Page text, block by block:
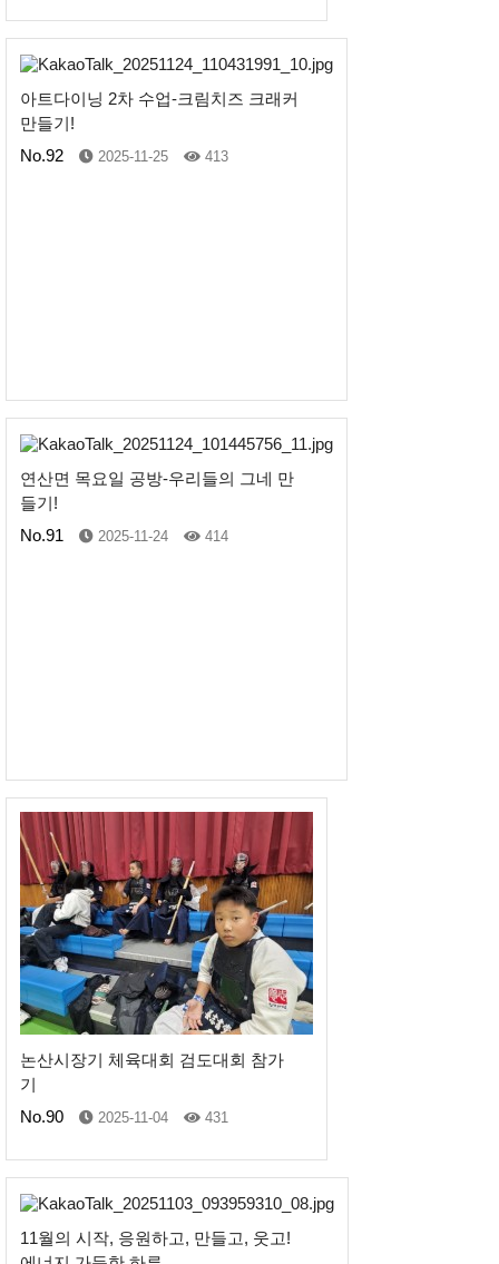
아트다이닝 2차 수업-크림치즈 크래커
만들기!
No.92
2025-11-25 413
연산면 목요일 공방-우리들의 그네 만
들기!
No.91
2025-11-24 414
논산시장기 체육대회 검도대회 참가
기
No.90
2025-11-04 431
11월의 시작, 응원하고, 만들고, 웃고!